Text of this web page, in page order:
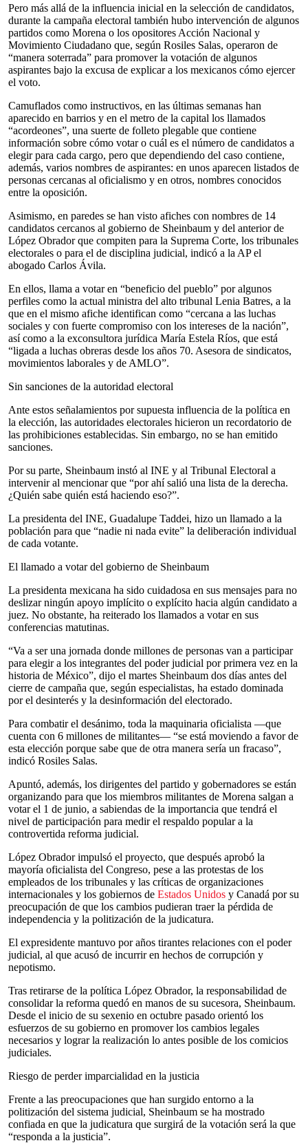
Pero más allá de la influencia inicial en la selección de candidatos,
durante la campaña electoral también hubo intervención de algunos
partidos como Morena o los opositores Acción Nacional y
Movimiento Ciudadano que, según Rosiles Salas, operaron de
“manera soterrada” para promover la votación de algunos
aspirantes bajo la excusa de explicar a los mexicanos cómo ejercer
el voto.
Camuflados como instructivos, en las últimas semanas han
aparecido en barrios y en el metro de la capital los llamados
“acordeones”, una suerte de folleto plegable que contiene
información sobre cómo votar o cuál es el número de candidatos a
elegir para cada cargo, pero que dependiendo del caso contiene,
además, varios nombres de aspirantes: en unos aparecen listados de
personas cercanas al oficialismo y en otros, nombres conocidos
entre la oposición.
Asimismo, en paredes se han visto afiches con nombres de 14
candidatos cercanos al gobierno de Sheinbaum y del anterior de
López Obrador que compiten para la Suprema Corte, los tribunales
electorales o para el de disciplina judicial, indicó a la AP el
abogado Carlos Ávila.
En ellos, llama a votar en “beneficio del pueblo” por algunos
perfiles como la actual ministra del alto tribunal Lenia Batres, a la
que en el mismo afiche identifican como “cercana a las luchas
sociales y con fuerte compromiso con los intereses de la nación”,
así como a la exconsultora jurídica María Estela Ríos, que está
“ligada a luchas obreras desde los años 70. Asesora de sindicatos,
movimientos laborales y de AMLO”.
Sin sanciones de la autoridad electoral
Ante estos señalamientos por supuesta influencia de la política en
la elección, las autoridades electorales hicieron un recordatorio de
las prohibiciones establecidas. Sin embargo, no se han emitido
sanciones.
Por su parte, Sheinbaum instó al INE y al Tribunal Electoral a
intervenir al mencionar que “por ahí salió una lista de la derecha.
¿Quién sabe quién está haciendo eso?”.
La presidenta del INE, Guadalupe Taddei, hizo un llamado a la
población para que “nadie ni nada evite” la deliberación individual
de cada votante.
El llamado a votar del gobierno de Sheinbaum
La presidenta mexicana ha sido cuidadosa en sus mensajes para no
deslizar ningún apoyo implícito o explícito hacia algún candidato a
juez. No obstante, ha reiterado los llamados a votar en sus
conferencias matutinas.
“Va a ser una jornada donde millones de personas van a participar
para elegir a los integrantes del poder judicial por primera vez en la
historia de México”, dijo el martes Sheinbaum dos días antes del
cierre de campaña que, según especialistas, ha estado dominada
por el desinterés y la desinformación del electorado.
Para combatir el desánimo, toda la maquinaria oficialista —que
cuenta con 6 millones de militantes— “se está moviendo a favor de
esta elección porque sabe que de otra manera sería un fracaso”,
indicó Rosiles Salas.
Apuntó, además, los dirigentes del partido y gobernadores se están
organizando para que los miembros militantes de Morena salgan a
votar el 1 de junio, a sabiendas de la importancia que tendrá el
nivel de participación para medir el respaldo popular a la
controvertida reforma judicial.
López Obrador impulsó el proyecto, que después aprobó la
mayoría oficialista del Congreso, pese a las protestas de los
empleados de los tribunales y las críticas de organizaciones
internacionales y los gobiernos de Estados Unidos y Canadá por su
preocupación de que los cambios pudieran traer la pérdida de
independencia y la politización de la judicatura.
El expresidente mantuvo por años tirantes relaciones con el poder
judicial, al que acusó de incurrir en hechos de corrupción y
nepotismo.
Tras retirarse de la política López Obrador, la responsabilidad de
consolidar la reforma quedó en manos de su sucesora, Sheinbaum.
Desde el inicio de su sexenio en octubre pasado orientó los
esfuerzos de su gobierno en promover los cambios legales
necesarios y lograr la realización lo antes posible de los comicios
judiciales.
Riesgo de perder imparcialidad en la justicia
Frente a las preocupaciones que han surgido entorno a la
politización del sistema judicial, Sheinbaum se ha mostrado
confiada en que la judicatura que surgirá de la votación será la que
“responda a la justicia”.